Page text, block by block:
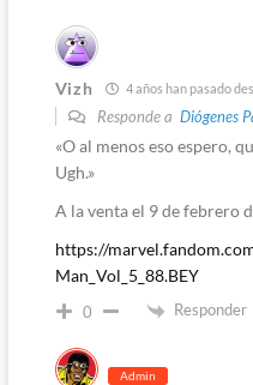
Vizh 4 años han pasado
Responde a Diógenes
«O al menos eso espero,
Ugh.»
A la venta el 9 de febrero
https://
Man_Vol_5_88.BEY
0 Responder
Admin